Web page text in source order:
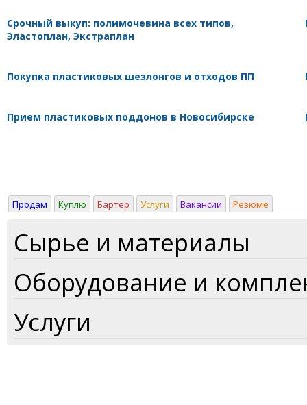
Срочный выкуп: полимочевина всех типов,
Эластоплан, Экстраплан
Покупка пластиковых шезлонгов и отходов ПП
Прием пластиковых поддонов в Новосибирске
Продам Куплю Бартер Услуги Вакансии Резюме
Сырье и материалы
Оборудование и
Услуги